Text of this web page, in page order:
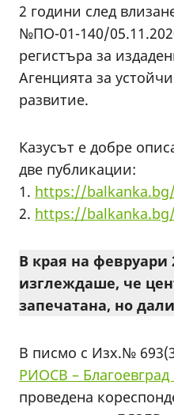
2 години след
№ПО-01-140/
регистъра за
Агенцията за
развитие.
Казусът е добре
две публикации:
1. https://
2. https://
В края на февруари
изглеждаше, че
запечатана, но
В писмо с Изх.№
РИОСВ –
проведена